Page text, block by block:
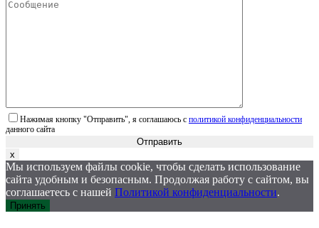
Нажимая кнопку "Отправить", я соглашаюсь с политикой конфиденциальности
данного сайта
Отправить
x
Мы используем файлы cookie, чтобы сделать использование
сайта удобным и безопасным. Продолжая работу с сайтом, вы
соглашаетесь с нашей Политикой конфиденциальности.
Принять